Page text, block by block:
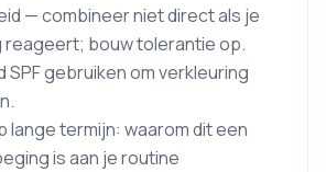
— combineer niet direct als je
reageert; bouw tolerantie op.
SPF gebruiken om verkleuring
lange termijn: waarom dit een
is aan je routine